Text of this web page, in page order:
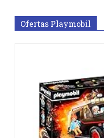
Ofertas Playmobil